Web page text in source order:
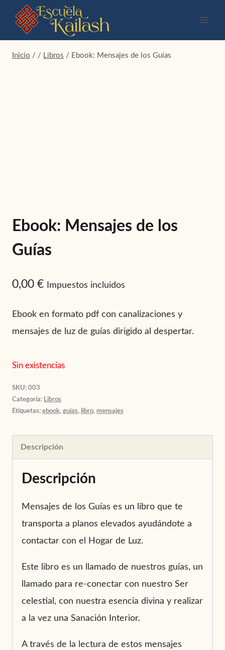
Saltar
contenido
Inicio / / Libros / Ebook: Mensajes de los Guías
Ebook: Mensajes de los
Guías
0,00 € Impuestos incluidos
Ebook en formato pdf con canalizaciones y
mensajes de luz de guías dirigido al despertar.
Sin existencias
SKU: 003
Categoría: Libros
Etiquetas: ebook, guías, libro, mensajes
Descripción
Descripción
Mensajes de los Guías es un libro que te
transporta a planos elevados ayudándote a
contactar con el Hogar de Luz.
Este libro es un llamado de nuestros guías, un
llamado para re-conectar con nuestro Ser
celestial, con nuestra esencia divina y realizar
a la vez una Sanación Interior.
A través de la lectura de estos mensajes